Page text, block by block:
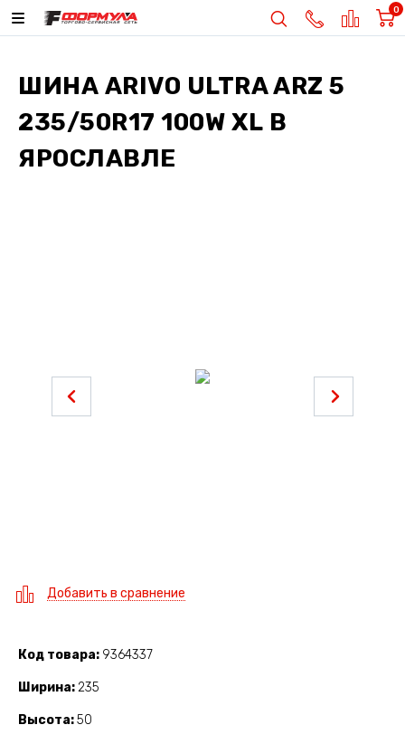
0
ШИНА ARIVO ULTRA ARZ 5
235/50R17 100W XL В
ЯРОСЛАВЛЕ
Добавить в сравнение
Код товара 9364337
Ширина 235
Высота 50